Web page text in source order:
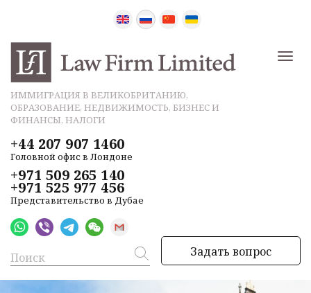
ИММИГРАЦИЯ В ВЕЛИКОБРИТАНИЮ,
ОБРАЗОВАНИЕ, НЕДВИЖИМОСТЬ, БИЗНЕС И
ФИНАНСЫ, НАЛОГИ
+44 207 907 1460
Головной офис в Лондоне
+971 509 265 140
+971 525 977 456
Представительство в Дубае
Задать вопрос